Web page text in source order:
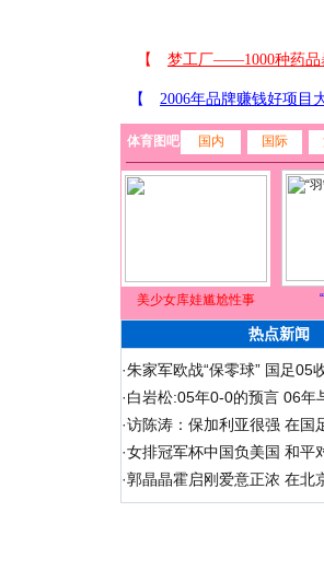
体育图吧 国内 国际
美少女库娃尴尬性事
热点新闻
·朱家军欧战“保零球” 国足05
·白岩松:05年0-0的预言 06年
·访陈涛：保加利亚很强 在国
·女排冠军杯中国负美国 和平
·郭晶晶霍启刚爱意正浓 在北